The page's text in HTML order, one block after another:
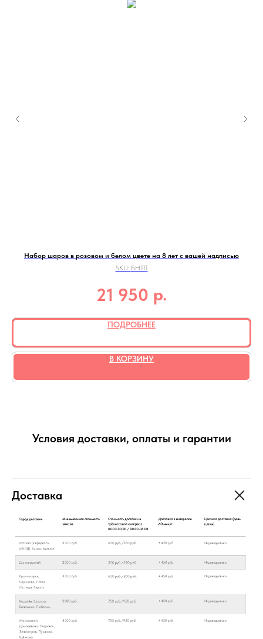
Набор шаров в розовом и белом цвете на 8 лет с вашей надписью
SKU: БН111
21 950 р.
ПОДРОБНЕЕ
В КОРЗИНУ
Условия доставки, оплаты и гарантии
Доставка